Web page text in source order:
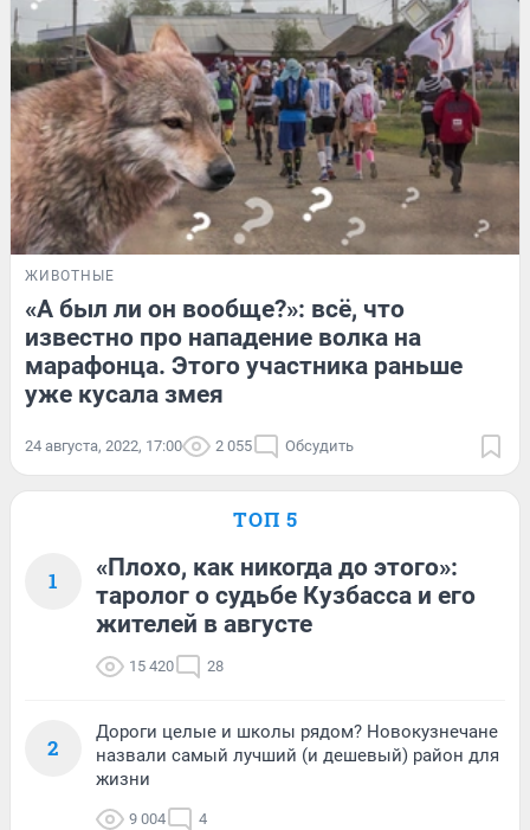
ЖИВОТНЫЕ
«А был ли он вообще?»: всё, что
известно про нападение волка на
марафонца. Этого участника раньше
уже кусала змея
24 августа, 2022, 17:00 2 055 Обсудить
ТОП 5
1
«Плохо, как никогда до этого»:
таролог о судьбе Кузбасса и его
жителей в августе
15 420 28
2
Дороги целые и школы рядом? Новокузнечане
назвали самый лучший (и дешевый) район для
жизни
9 004 4